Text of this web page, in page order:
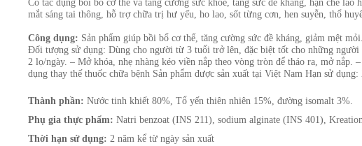
Có tác dụng bồi bổ cơ thể và tăng cường sức khỏe, tăng sức đề kháng, hạn chế
mắt sáng tai thông, hỗ trợ chữa trị hư yếu, ho lao, sốt từng cơn, hen suyễn, thổ
Công dụng: Sản phẩm giúp bồi bổ cơ thể, tăng cường sức đề kháng, giảm mệt
Đối tượng sử dụng: Dùng cho người từ 3 tuổi trở lên, đặc biệt tốt cho những
2 lọ/ngày. – Mở khóa, nhẹ nhàng kéo viền nắp theo vòng tròn để tháo ra, mở
dụng thay thế thuốc chữa bệnh Sản phẩm được sản xuất tại Việt Nam Hạn sử
Thành phần: Nước tinh khiết 80%, Tổ yến thiên nhiên 15%, đường isomalt 3%.
Phụ gia thực phẩm: Natri benzoat (INS 211), sodium alginate (INS 401),
Thời hạn sử dụng: 2 năm kể từ ngày sản xuất